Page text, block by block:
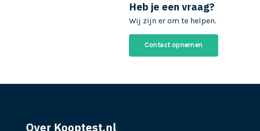
Heb je een vraag?
Wij zijn er om te helpen.
Contact opnemen
Over Kooptest.nl